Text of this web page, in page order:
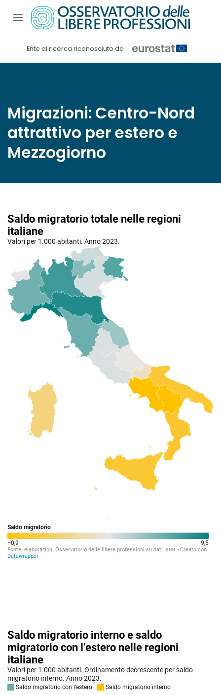
contenuti
Ente di ricerca riconosciuto da
Migrazioni: Centro-Nord
attrattivo per estero e
Mezzogiorno